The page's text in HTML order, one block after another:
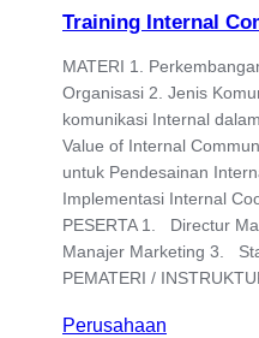
Training Internal
MATERI 1.
Organisasi 2. Jenis
komunikasi Internal
Value of Internal
untuk Pendesainan
Implementasi Internal
PESERTA 1. Directur
Manajer Marketing 3.
PEMATERI /
Perusahaan